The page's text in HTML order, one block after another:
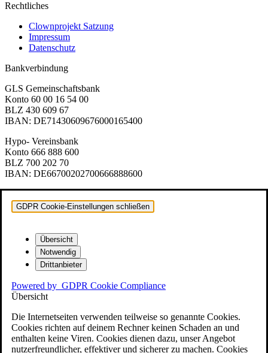
Rechtliches
Clownprojekt Satzung
Impressum
Datenschutz
Bankverbindung
GLS Gemeinschaftsbank
Konto 60 00 16 54 00
BLZ 430 609 67
IBAN: DE71430609676000165400
Hypo- Vereinsbank
Konto 666 888 600
BLZ 700 202 70
IBAN: DE66700202700666888600
GDPR Cookie-Einstellungen schließen
Übersicht
Notwendig
Drittanbieter
Powered by GDPR Cookie Compliance
Übersicht
Die Internetseiten verwenden teilweise so genannte Cookies.
Cookies richten auf deinem Rechner keinen Schaden an und
enthalten keine Viren. Cookies dienen dazu, unser Angebot
nutzerfreundlicher, effektiver und sicherer zu machen. Cookies